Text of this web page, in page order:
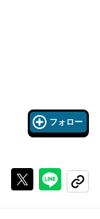
フォロー
Xで投稿する
ライン
コピー